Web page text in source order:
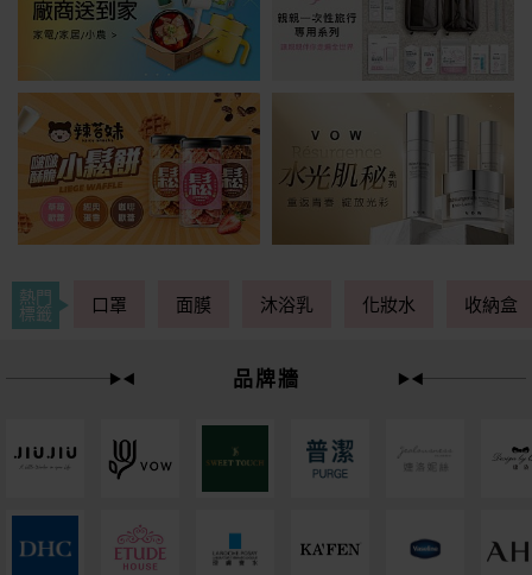
熱門
標籤
口罩 面膜 沐浴乳 化妝水 收納盒
品牌牆